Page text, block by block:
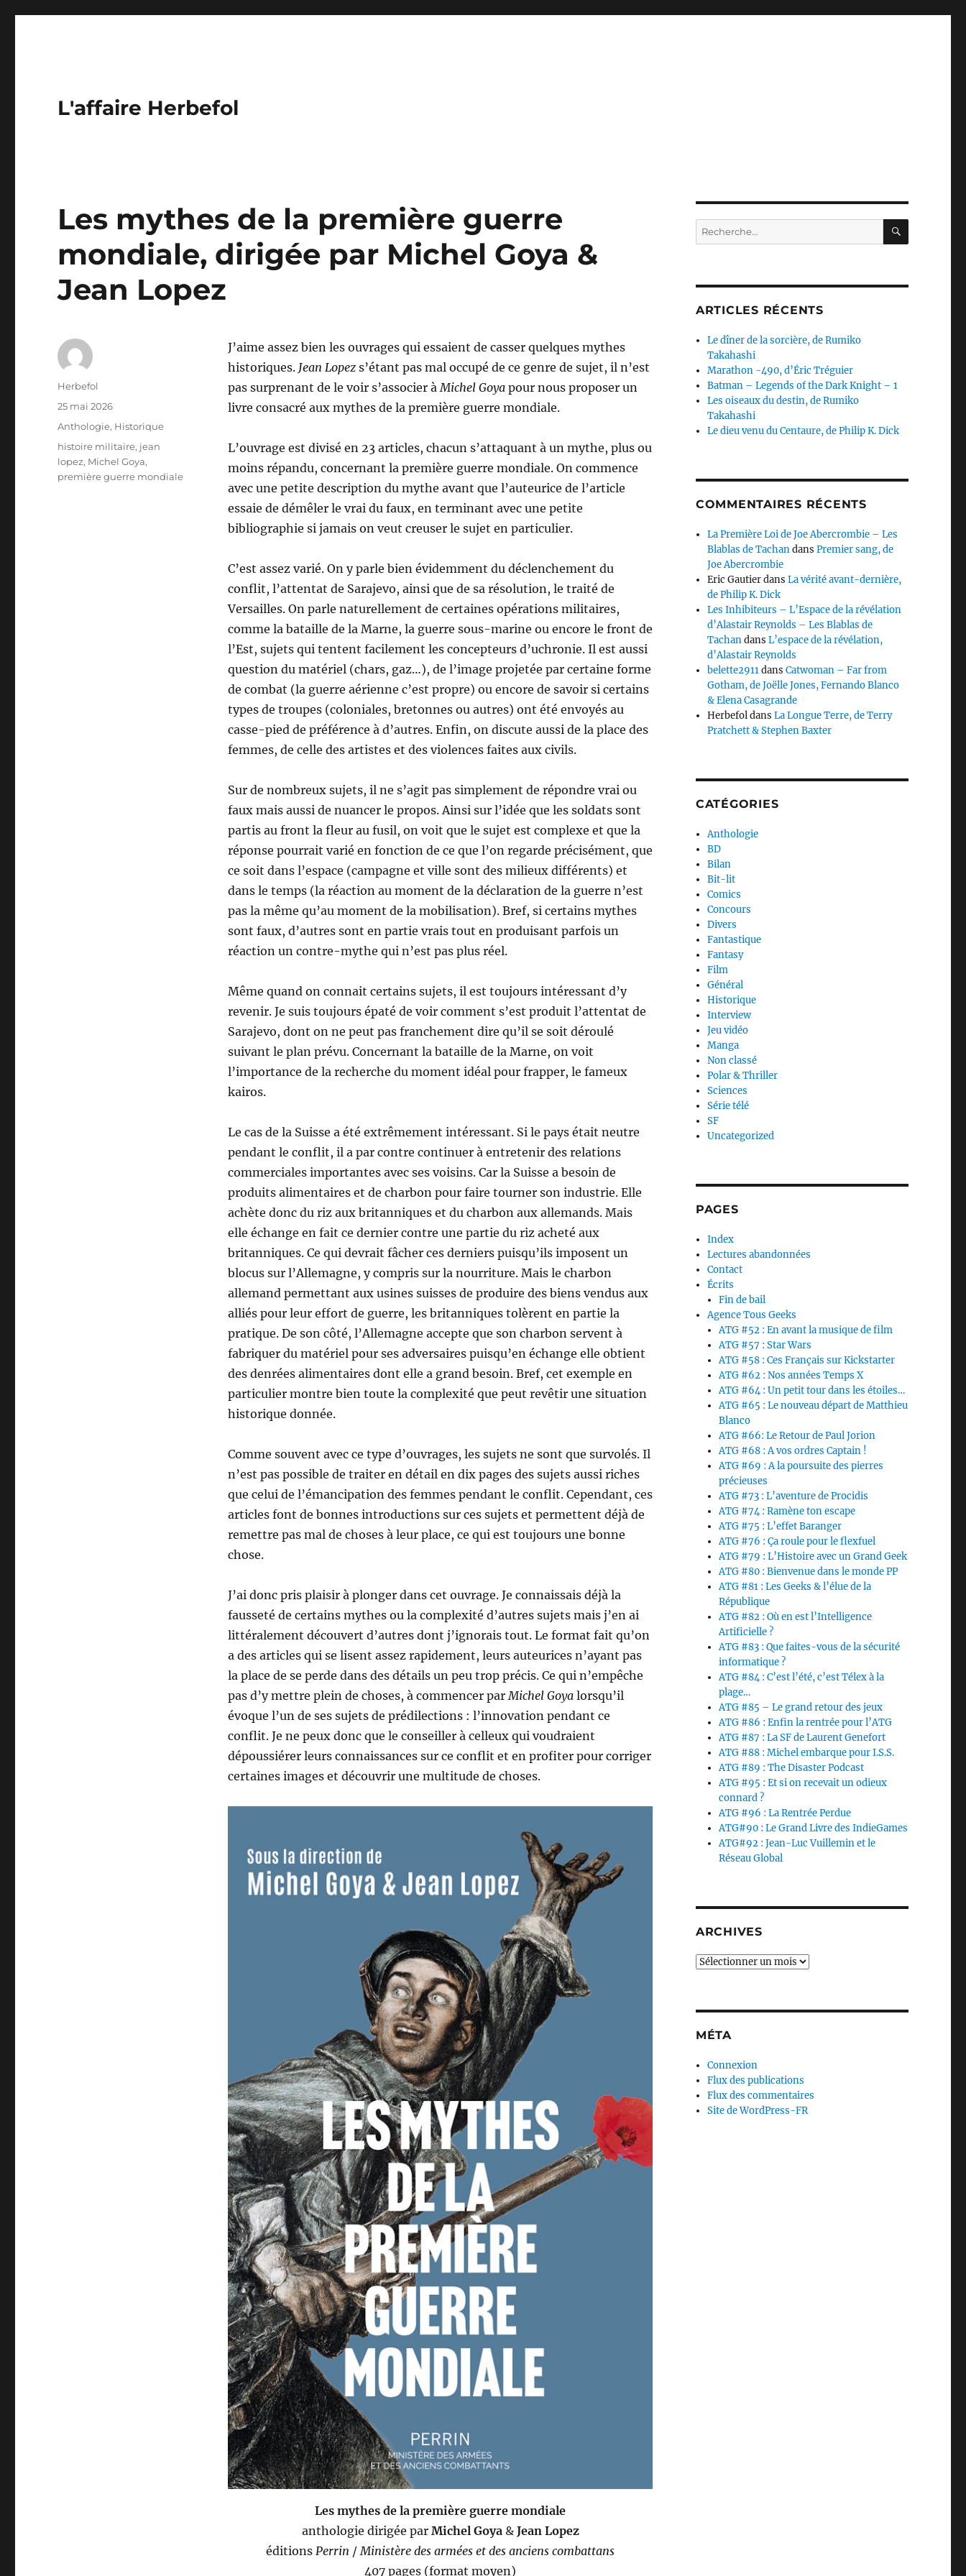
L'affaire Herbefol
Les mythes de la première guerre
mondiale, dirigée par Michel Goya &
Jean Lopez
J’aime assez bien les ouvrages qui essaient de casser quelques mythes
historiques. Jean Lopezs’étant pas mal occupé de ce genre de sujet, il n’est
pas surprenant de le voir s’associer àMichel Goyapour nous proposer un
livre consacré aux mythes de la première guerre mondiale.
L’ouvrage est divisé en 23 articles, chacun s’attaquant à un mythe, plus ou
moins répandu, concernant la première guerre mondiale. On commence
avec une petite description du mythe avant que l’auteurice de l’article
essaie de démêler le vrai du faux, en terminant avec une petite
bibliographie si jamais on veut creuser le sujet en particulier.
C’est assez varié. On y parle bien évidemment du déclenchement du
conflit, l’attentat de Sarajevo, ainsi que de sa résolution, le traité de
Versailles. On parle naturellement de certaines opérations militaires,
comme la bataille de la Marne, la guerre sous-marine ou encore le front de
l’Est, sujets qui tentent facilement les concepteurs d’uchronie. Il est aussi
question du matériel (chars, gaz…), de l’image projetée par certaine forme
de combat (la guerre aérienne c’est propre) ou encore de savoir si certains
types de troupes (coloniales, bretonnes ou autres) ont été envoyés au
casse-pied de préférence à d’autres. Enfin, on discute aussi de la place des
femmes, de celle des artistes et des violences faites aux civils.
Sur de nombreux sujets, il ne s’agit pas simplement de répondre vrai ou
faux mais aussi de nuancer le propos. Ainsi sur l’idée que les soldats sont
partis au front la fleur au fusil, on voit que le sujet est complexe et que la
réponse pourrait varié en fonction de ce que l’on regarde précisément, que
ce soit dans l’espace (campagne et ville sont des milieux différents) et
dans le temps (la réaction au moment de la déclaration de la guerre n’est
pas la même qu’au moment de la mobilisation). Bref, si certains mythes
sont faux, d’autres sont en partie vrais tout en produisant parfois un
réaction un contre-mythe qui n’est pas plus réel.
Même quand on connait certains sujets, il est toujours intéressant d’y
revenir. Je suis toujours épaté de voir comment s’est produit l’attentat de
Sarajevo, dont on ne peut pas franchement dire qu’il se soit déroulé
suivant le plan prévu. Concernant la bataille de la Marne, on voit
l’importance de la recherche du moment idéal pour frapper, le fameux
kairos.
Le cas de la Suisse a été extrêmement intéressant. Si le pays était neutre
pendant le conflit, il a par contre continuer à entretenir des relations
commerciales importantes avec ses voisins. Car la Suisse a besoin de
produits alimentaires et de charbon pour faire tourner son industrie. Elle
achète donc du riz aux britanniques et du charbon aux allemands. Mais
elle échange en fait ce dernier contre une partie du riz acheté aux
britanniques. Ce qui devrait fâcher ces derniers puisqu’ils imposent un
blocus sur l’Allemagne, y compris sur la nourriture. Mais le charbon
allemand permettant aux usines suisses de produire des biens vendus aux
alliés pour leur effort de guerre, les britanniques tolèrent en partie la
pratique. De son côté, l’Allemagne accepte que son charbon servent à
fabriquer du matériel pour ses adversaires puisqu’en échange elle obtient
des denrées alimentaires dont elle a grand besoin. Bref, cet exemple en
particulier montre bien toute la complexité que peut revêtir une situation
historique donnée.
Comme souvent avec ce type d’ouvrages, les sujets ne sont que survolés. Il
n’est pas possible de traiter en détail en dix pages des sujets aussi riches
que celui de l’émancipation des femmes pendant le conflit. Cependant, ces
articles font de bonnes introductions sur ces sujets et permettent déjà de
remettre pas mal de choses à leur place, ce qui est toujours une bonne
chose.
J’ai donc pris plaisir à plonger dans cet ouvrage. Je connaissais déjà la
fausseté de certains mythes ou la complexité d’autres sujets mais j’en ai
littéralement découvert d’autres dont j’ignorais tout. Le format fait qu’on
a des articles qui se lisent assez rapidement, leurs auteurices n’ayant pas
la place de se perde dans des détails un peu trop précis. Ce qui n’empêche
pas d’y mettre plein de choses, à commencer parMichel Goyalorsqu’il
évoque l’un de ses sujets de prédilections : l’innovation pendant ce
conflit. Je ne peux donc que le conseiller à celleux qui voudraient
dépoussiérer leurs connaissances sur ce conflit et en profiter pour corriger
certaines images et découvrir une multitude de choses.
Les mythes de la première guerre mondiale
anthologie dirigée par Michel Goya& Jean Lopez
éditionsPerrin /Ministère des armées et des anciens combattans
407 pages (format moyen)
Auteur
Herbefol
Publié
25 mai 2026
Catégories
Anthologie, Historique
Étiquettes
histoire militaire, jean
lopez, Michel Goya,
première guerre mondiale
Recherche
pour :
ARTICLES RÉCENTS
Le dîner de la sorcière, de Rumiko
Takahashi
Marathon -490, d’Éric Tréguier
Batman – Legends of the Dark Knight – 1
Les oiseaux du destin, de Rumiko
Takahashi
Le dieu venu du Centaure, de Philip K. Dick
COMMENTAIRES RÉCENTS
La Première Loi de Joe Abercrombie – Les
Blablas de TachandansPremier sang, de
Joe Abercrombie
Eric GautierdansLa vérité avant-dernière,
de Philip K. Dick
Les Inhibiteurs – L’Espace de la révélation
d’Alastair Reynolds – Les Blablas de
TachandansL’espace de la révélation,
d’Alastair Reynolds
belette2911dansCatwoman – Far from
Gotham, de Joëlle Jones, Fernando Blanco
& Elena Casagrande
HerbefoldansLa Longue Terre, de Terry
Pratchett & Stephen Baxter
CATÉGORIES
Anthologie
BD
Bilan
Bit-lit
Comics
Concours
Divers
Fantastique
Fantasy
Film
Général
Historique
Interview
Jeu vidéo
Manga
Non classé
Polar & Thriller
Sciences
Série télé
SF
Uncategorized
PAGES
Index
Lectures abandonnées
Contact
Écrits
Fin de bail
Agence Tous Geeks
ATG #52 : En avant la musique de film
ATG #57 : Star Wars
ATG #58 : Ces Français sur Kickstarter
ATG #62 : Nos années Temps X
ATG #64 : Un petit tour dans les étoiles…
ATG #65 : Le nouveau départ de Matthieu
Blanco
ATG #66: Le Retour de Paul Jorion
ATG #68 : A vos ordres Captain !
ATG #69 : A la poursuite des pierres
précieuses
ATG #73 : L’aventure de Procidis
ATG #74 : Ramène ton escape
ATG #75 : L’effet Baranger
ATG #76 : Ça roule pour le flexfuel
ATG #79 : L’Histoire avec un Grand Geek
ATG #80 : Bienvenue dans le monde PP
ATG #81 : Les Geeks & l’élue de la
République
ATG #82 : Où en est l’Intelligence
Artificielle ?
ATG #83 : Que faites-vous de la sécurité
informatique ?
ATG #84 : C’est l’été, c’est Télex à la
plage…
ATG #85 – Le grand retour des jeux
ATG #86 : Enfin la rentrée pour l’ATG
ATG #87 : La SF de Laurent Genefort
ATG #88 : Michel embarque pour I.S.S.
ATG #89 : The Disaster Podcast
ATG #95 : Et si on recevait un odieux
connard ?
ATG #96 : La Rentrée Perdue
ATG#90 : Le Grand Livre des IndieGames
ATG#92 : Jean-Luc Vuillemin et le
Réseau Global
ARCHIVES
Archives
MÉTA
Connexion
Flux des publications
Flux des commentaires
Site de WordPress-FR